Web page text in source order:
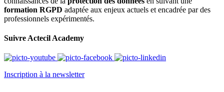
formation RGPD adaptée aux enjeux actuels et encadrée par des
professionnels expérimentés.
Suivre Actecil Academy
Inscription à la newsletter